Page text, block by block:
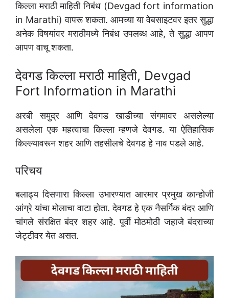
किल्ला मराठी माहिती निबंध (Devgad fort information
in Marathi) वापरू शकता. आमच्या या वेबसाइटवर इतर सुद्धा
अनेक विषयांवर मराठीमध्ये निबंध उपलब्ध आहे, ते सुद्धा आपण
आपण वाचू शकता.
देवगड किल्ला मराठी माहिती, Devgad
Fort Information in Marathi
अरबी समुद्र आणि देवगड खाडीच्या संगमावर असलेल्या
असलेला एक महत्वाचा किल्ला म्हणजे देवगड. या ऐतिहासिक
किल्ल्यावरून शहर आणि तहसीलचे देवगड हे नाव पडले आहे.
परिचय
बलाढ्य दिसणारा किल्ला उभारण्यात आरमार प्रमुख कान्होजी
आंग्रे यांचा मोलाचा वाटा होता. देवगड हे एक नैसर्गिक बंदर आणि
चांगले संरक्षित बंदर शहर आहे. पूर्वी मोठमोठी जहाजे बंदराच्या
जेट्टीवर येत असत.